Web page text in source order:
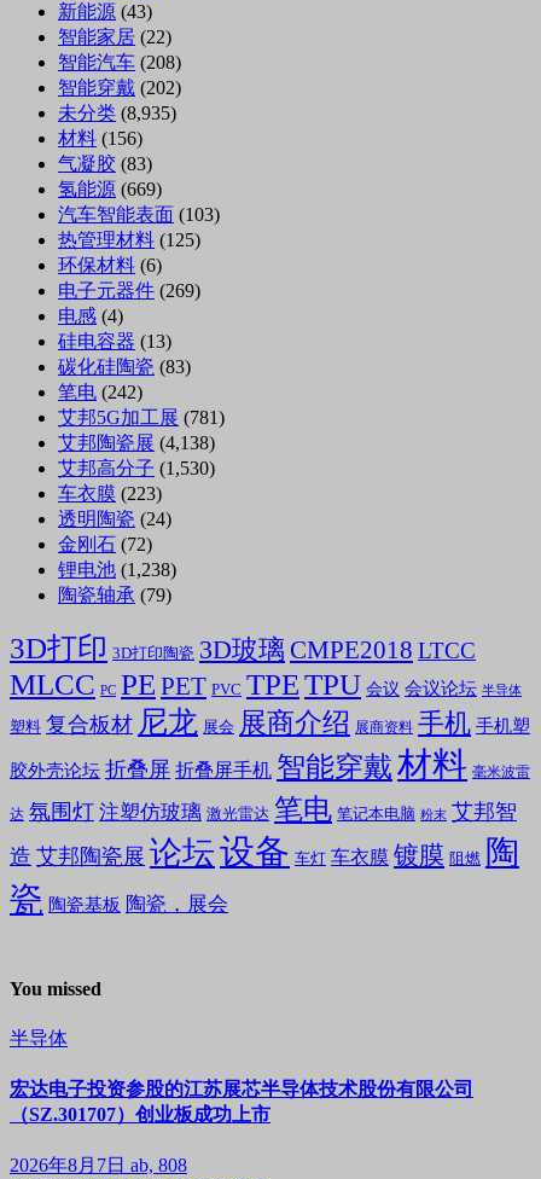
新能源 (43)
智能家居 (22)
智能汽车 (208)
智能穿戴 (202)
未分类 (8,935)
材料 (156)
气凝胶 (83)
氢能源 (669)
汽车智能表面 (103)
热管理材料 (125)
环保材料 (6)
电子元器件 (269)
电感 (4)
硅电容器 (13)
碳化硅陶瓷 (83)
笔电 (242)
艾邦5G加工展 (781)
艾邦陶瓷展 (4,138)
艾邦高分子 (1,530)
车衣膜 (223)
透明陶瓷 (24)
金刚石 (72)
锂电池 (1,238)
陶瓷轴承 (79)
3D打印 3D打印陶瓷 3D玻璃 CMPE2018 LTCC
MLCC PC PE PET PVC TPETPU 会议 会议论坛 半导体
塑料 复合板材 尼龙 展会 展商介绍 展商资料 手机 手机塑
胶外壳论坛 折叠屏 折叠屏手机 智能穿戴材料 毫米波雷
达 氛围灯 注塑仿玻璃 激光雷达 笔电 笔记本电脑 粉末 艾邦智
造 艾邦陶瓷展 论坛设备 车灯 车衣膜 镀膜 阻燃 陶
瓷 陶瓷基板 陶瓷，展会
You missed
半导体
宏达电子投资参股的江苏展芯半导体技术股份有限公司
（SZ.301707）创业板成功上市
2026年8月7日 ab, 808